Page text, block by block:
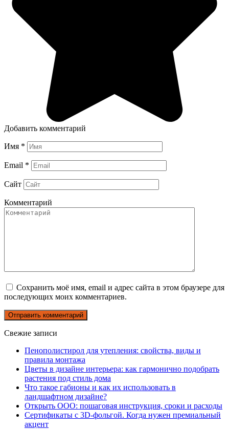
Добавить комментарий
Имя *
Email *
Сайт
Комментарий
Сохранить моё имя, email и адрес сайта в этом браузере для
последующих моих комментариев.
Свежие записи
Пенополистирол для утепления: свойства, виды и
правила монтажа
Цветы в дизайне интерьера: как гармонично подобрать
растения под стиль дома
Что такое габионы и как их использовать в
ландшафтном дизайне?
Открыть ООО: пошаговая инструкция, сроки и расходы
Сертификаты с 3D-фольгой. Когда нужен премиальный
акцент